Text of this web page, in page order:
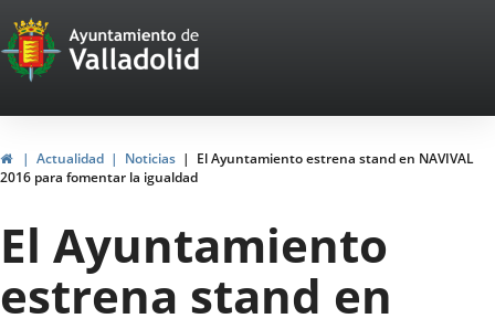
Portal
Web
del
Ayuntamiento
de
Valladolid
HomeActualidad Noticias
El Ayuntamiento estrena stand en NAVIVAL
2016 para fomentar la igualdad
El Ayuntamiento
estrena stand en